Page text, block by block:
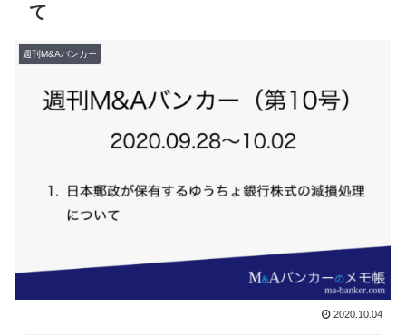
て
週刊M&Aバンカー
2020.10.04